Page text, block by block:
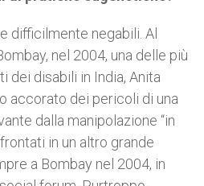
difficilmente negabili. Al
nel 2004, una delle più
dei disabili in India, Anita
accorato dei pericoli di una
dalla manipolazione “in
in un altro grande
a Bombay nel 2004, in